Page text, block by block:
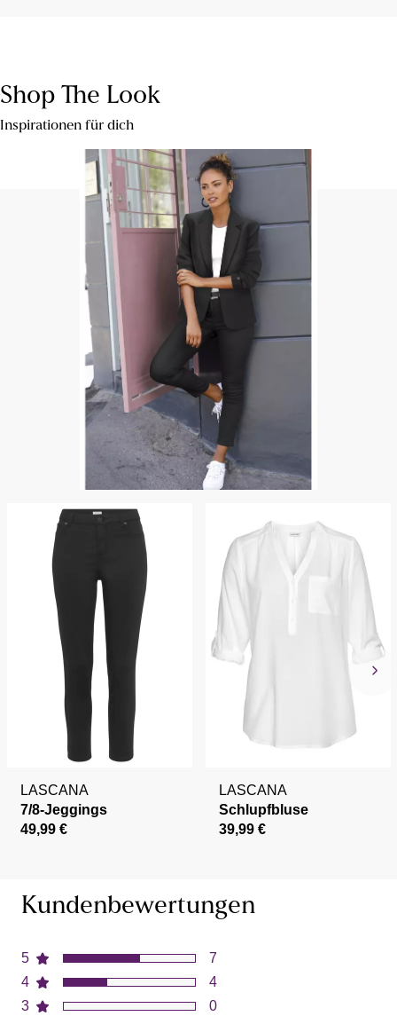
Shop The Look
Inspirationen für dich
LASCANA
7/8-Jeggings
49,99 €
LASCANA
Schlupfbluse
39,99 €
Kundenbewertungen
5
4
3
7
4
0